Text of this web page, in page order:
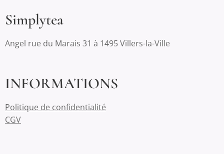
Simplytea
Angel rue du Marais 31 à 1495 Villers-la-Ville
INFORMATIONS
Politique de confidentialité
CGV